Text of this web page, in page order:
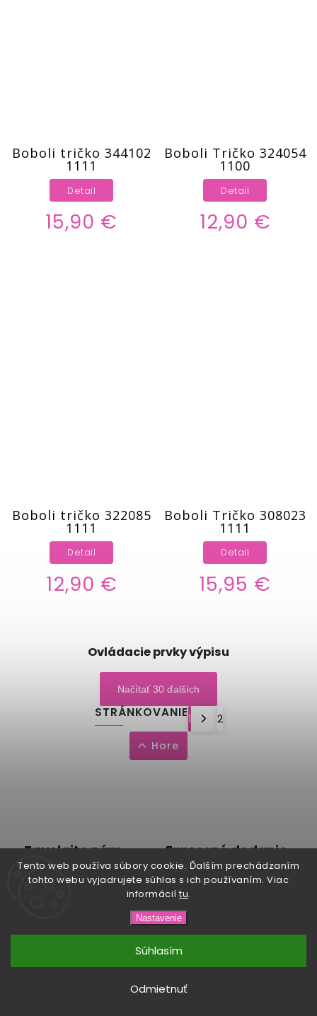
Tento web používa súbory cookie. Ďalším prechádzaním
tohto webu vyjadrujete súhlas s ich používaním. Viac
informácií tu.
Nastavenie
Odmietnuť
Súhlasím
Boboli tričko 344102
1111
15,90 €
Detail
Boboli Tričko 324054
1100
12,90 €
Detail
Boboli tričko 322085
1111
12,90 €
Detail
Boboli Tričko 308023
1111
15,95 €
Detail
Ovládacie prvky výpisu
Načítať 30 ďalších
STRÁNKOVANIE1
2
Hore
Zavolajte nám
Infolinka 0902 850 160
Expresné dodanie
Tovar doručujeme do 48 h
Osobný odber
predajni
Vrátenie peňazí
Peniaze odosielame do 14
dní